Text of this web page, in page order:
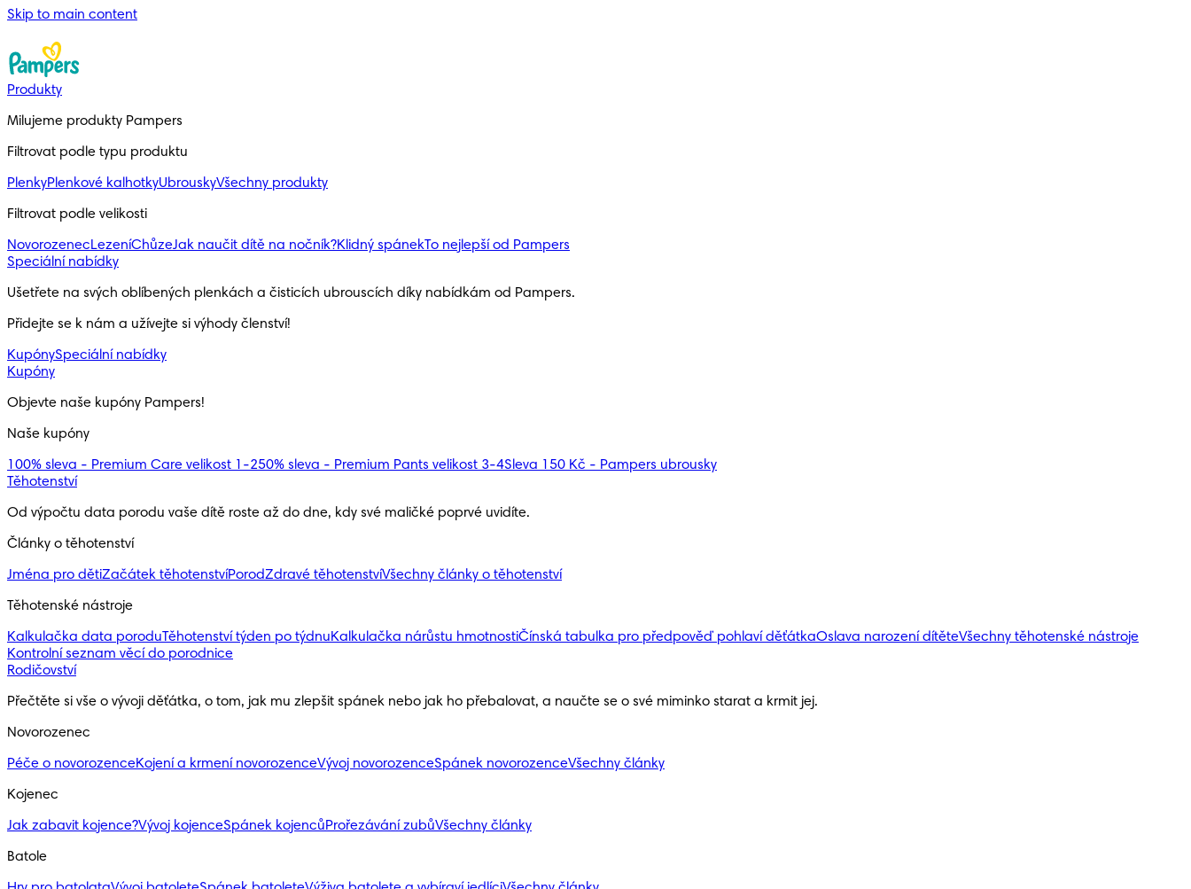
Skip to main content
Produkty
Milujeme produkty Pampers
Filtrovat podle typu produktu
PlenkyPlenkové kalhotkyUbrouskyVšechny produkty
Filtrovat podle velikosti
NovorozenecLezeníChůzeJak naučit dítě na nočník?Klidný spánekTo nejlepší od Pampers
Speciální nabídky
Ušetřete na svých oblíbených plenkách a čisticích ubrouscích díky nabídkám od Pampers.
Přidejte se k nám a užívejte si výhody členství!
KupónySpeciální nabídky
Kupóny
Objevte naše kupóny Pampers!
Naše kupóny
100% sleva - Premium Care velikost 1-250% sleva - Premium Pants velikost 3-4Sleva 150 Kč - Pampers ubrousky
Těhotenství
Od výpočtu data porodu vaše dítě roste až do dne, kdy své maličké poprvé uvidíte.
Články o těhotenství
Jména pro dětiZačátek těhotenstvíPorodZdravé těhotenstvíVšechny články o těhotenství
Těhotenské nástroje
Kalkulačka data poroduTěhotenství týden po týdnuKalkulačka nárůstu hmotnostiČínská tabulka pro předpověď pohlaví děťátkaOslava narození dítěteVšechny těhotenské nástroje
Kontrolní seznam věcí do porodnice
Rodičovství
Přečtěte si vše o vývoji děťátka, o tom, jak mu zlepšit spánek nebo jak ho přebalovat, a naučte se o své miminko starat a krmit jej.
Novorozenec
Péče o novorozenceKojení a krmení novorozenceVývoj novorozenceSpánek novorozenceVšechny články
Kojenec
Jak zabavit kojence?Vývoj kojenceSpánek kojencůProřezávání zubůVšechny články
Batole